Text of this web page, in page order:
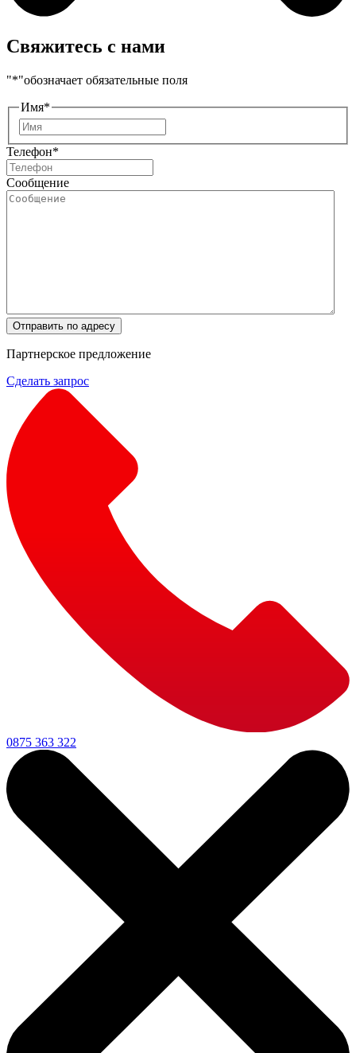
Свяжитесь с нами
"*"обозначает обязательные поля
Имя*
Телефон*
Сообщение
Отправить по адресу
Партнерское предложение
Сделать запрос
0875 363 322